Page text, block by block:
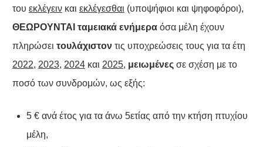
του εκλέγεινκαι εκλέγεσθαι (υποψήφιοι και ψηφοφόροι),
ΘΕΩΡΟΥΝΤΑΙ ταμειακά ενήμεραόσα μέλη έχουν
πληρώσει τουλάχιστοντις υποχρεώσεις τους για τα έτη
2022, 2023, 2024και 2025, μειωμένεςσε σχέση με το
ποσό των συνδρομών, ως εξής:
5 € ανά έτος για τα άνω 5ετίας από την κτήση πτυχίου
μέλη,